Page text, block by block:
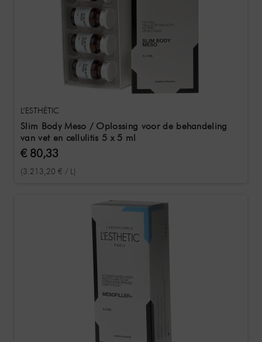
L’ESTHÉTIC
Slim Body Meso / Oplossing voor de behandeling
van vet en cellulitis 5 x 5 ml
€ 80,33
(3.213,20 € / L)